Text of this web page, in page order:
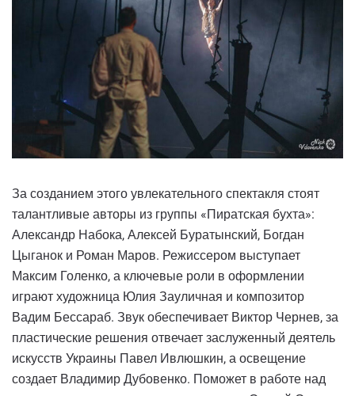
За созданием этого увлекательного спектакля стоят
талантливые авторы из группы «Пиратская бухта»:
Александр Набока, Алексей Буратынский, Богдан
Цыганок и Роман Маров. Режиссером выступает
Максим Голенко, а ключевые роли в оформлении
играют художница Юлия Зауличная и композитор
Вадим Бессараб. Звук обеспечивает Виктор Чернев, за
пластические решения отвечает заслуженный деятель
искусств Украины Павел Ивлюшкин, а освещение
создает Владимир Дубовенко. Поможет в работе над